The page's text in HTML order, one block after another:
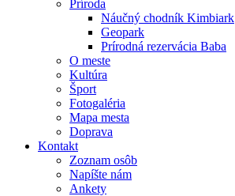
Príroda
Náučný chodník Kimbiark
Geopark
Prírodná rezervácia Baba
O meste
Kultúra
Šport
Fotogaléria
Mapa mesta
Doprava
Kontakt
Zoznam osôb
Napíšte nám
Ankety